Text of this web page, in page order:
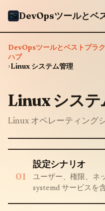
DevOpsツールとベストプラ
ハブ
›Linux システム管理
Linux システ
Linux オペレーティング
01
設定シナリオ
ユーザー、権限、ネ
systemd サービスを